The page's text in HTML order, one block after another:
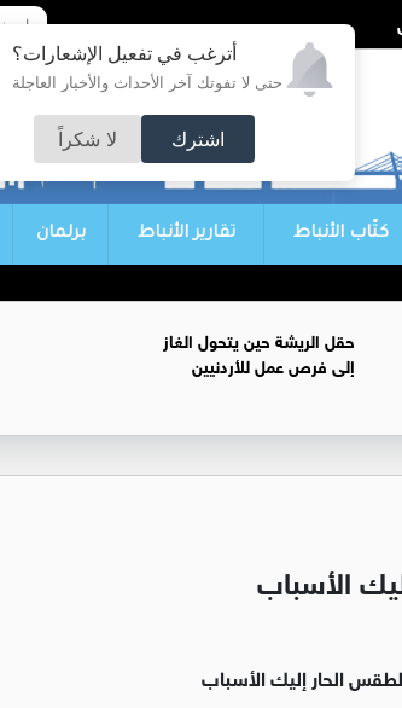
أترغب في تفعيل الإشعارات؟
حتى لا تفوتك آخر الأحداث والأخبار العاجلة
اشترك لا شكراً
كتّاب الأنباط تقارير الأنباط برلمان
حقل الريشة حين يتحول الغاز
إلى فرص عمل للأردنيين
الأسباب